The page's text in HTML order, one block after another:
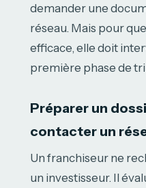
demander une
réseau. Mais pour
efficace, elle doit
première phase de
Préparer un
contacter un
Un franchiseur ne
un investisseur. Il